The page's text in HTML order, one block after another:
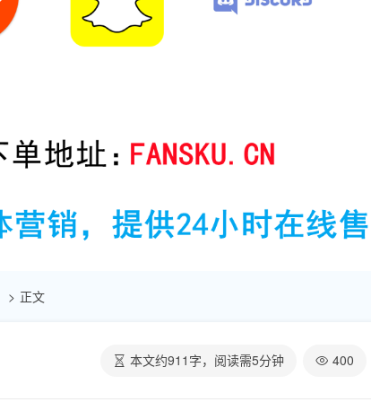
正文
本文约911 字，阅读需5分钟 400